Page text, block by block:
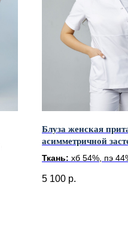
Блуза женская
асимметричной
коротким рукавом
Ткань: хб 54%, пэ
5 100 р.